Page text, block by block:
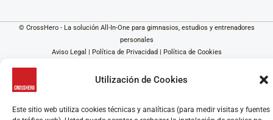
Utilización de Cookies
Este sitio web utiliza cookies técnicas y analíticas (para medir visitas y fuentes
© CrossHero - La solución All-In-One para gimnasios, estudios y entrenadores
personales
Aviso Legal | Política de Privacidad | Política de Cookies